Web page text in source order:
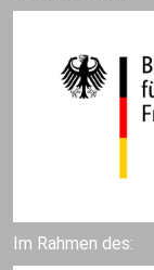
Im Rahmen des: